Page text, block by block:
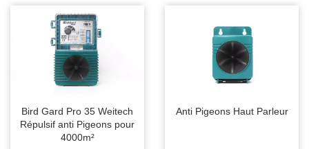
Bird Gard Pro 35 Weitech
Répulsif anti Pigeons pour
4000m²
Anti Pigeons Haut Parleur